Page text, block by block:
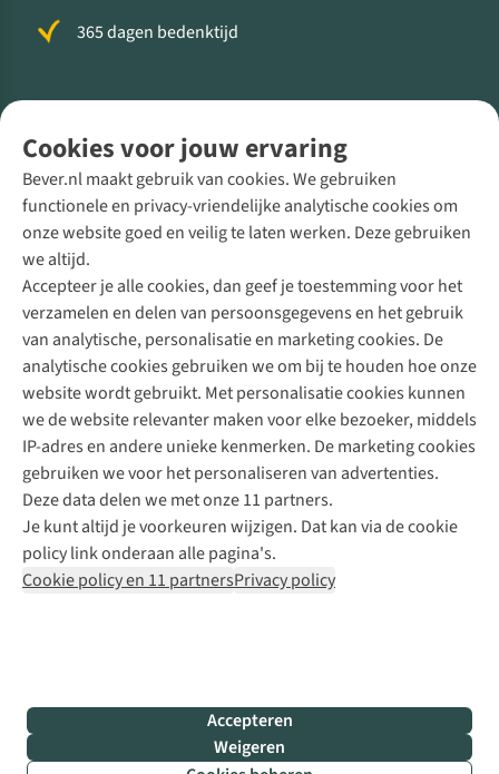
Cookies voor jouw ervaring
Bever.nl maakt gebruik van cookies. We gebruiken
functionele en privacy-vriendelijke analytische cookies om
onze website goed en veilig te laten werken. Deze gebruiken
we altijd.
Accepteer je alle cookies, dan geef je toestemming voor het
verzamelen en delen van persoonsgegevens en het gebruik
van analytische, personalisatie en marketing cookies. De
analytische cookies gebruiken we om bij te houden hoe onze
website wordt gebruikt. Met personalisatie cookies kunnen
we de website relevanter maken voor elke bezoeker, middels
IP-adres en andere unieke kenmerken. De marketing cookies
gebruiken we voor het personaliseren van advertenties.
Deze data delen we met onze 11 partners.
Je kunt altijd je voorkeuren wijzigen. Dat kan via de cookie
policy link onderaan alle pagina's.
Cookie policy en 11 partnersPrivacy policy
Accepteren
Weigeren
365 dagen bedenktijd
Direct advies van een Buitenexpert
+31 (0)85 888 50 88
+31 6 12 28 49 80
Contactformulier
Bever
B.V.